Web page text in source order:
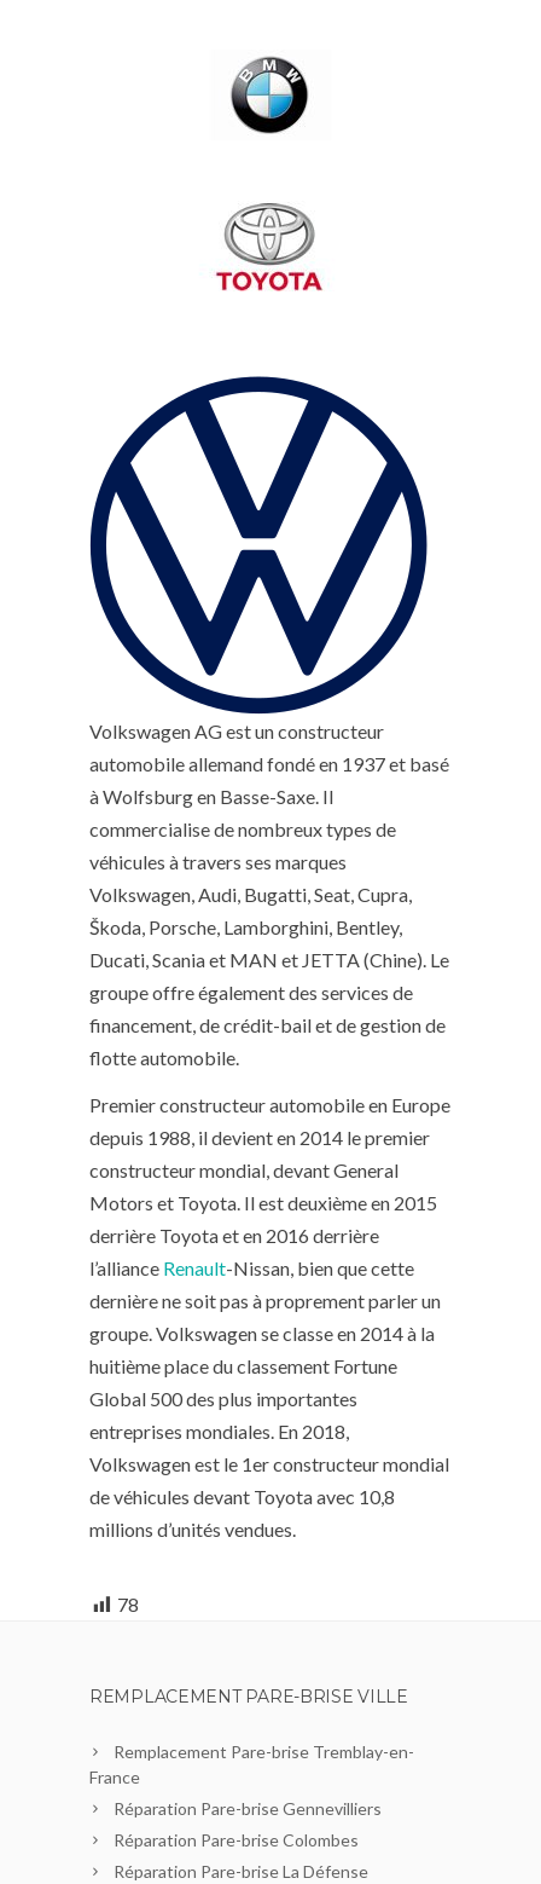
Volkswagen AG est un constructeur
automobile allemand fondé en 1937 et basé
à Wolfsburg en Basse-Saxe. Il
commercialise de nombreux types de
véhicules à travers ses marques
Volkswagen, Audi, Bugatti, Seat, Cupra,
Škoda, Porsche, Lamborghini, Bentley,
Ducati, Scania et MAN et JETTA (Chine). Le
groupe offre également des services de
financement, de crédit-bail et de gestion de
flotte automobile.
Premier constructeur automobile en Europe
depuis 1988, il devient en 2014 le premier
constructeur mondial, devant General
Motors et Toyota. Il est deuxième en 2015
derrière Toyota et en 2016 derrière
l’alliance Renault-Nissan, bien que cette
dernière ne soit pas à proprement parler un
groupe. Volkswagen se classe en 2014 à la
huitième place du classement Fortune
Global 500 des plus importantes
entreprises mondiales. En 2018,
Volkswagen est le 1er constructeur mondial
de véhicules devant Toyota avec 10,8
millions d’unités vendues.
78
REMPLACEMENT PARE-BRISE VILLE
Remplacement Pare-brise Tremblay-en-
France
Réparation Pare-brise Gennevilliers
Réparation Pare-brise Colombes
Réparation Pare-brise La Défense